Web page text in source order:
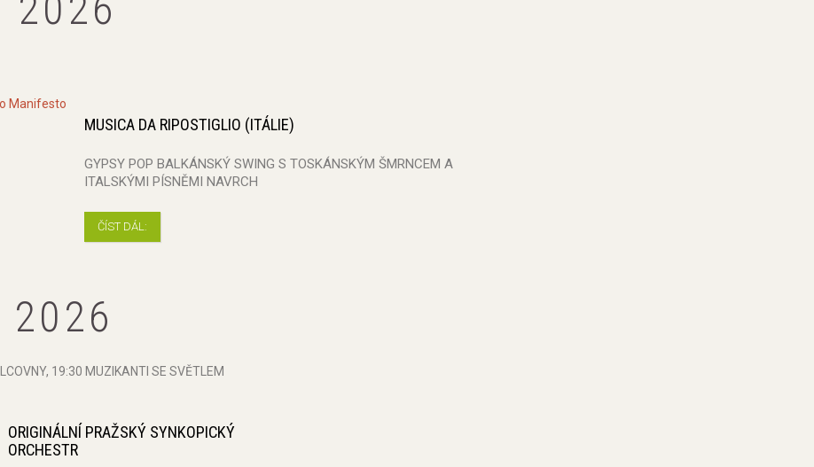
MUSICA DA RIPOSTIGLIO (ITÁLIE)
GYPSY POP BALKÁNSKÝ SWING S TOSKÁNSKÝM ŠMRNCEM A
ITALSKÝMI PÍSNĚMI NAVRCH
ČÍST DÁL:
2026
19:30 MUZIKANTI SE SVĚTLEM
ORIGINÁLNÍ PRAŽSKÝ SYNKOPICKÝ
ORCHESTR